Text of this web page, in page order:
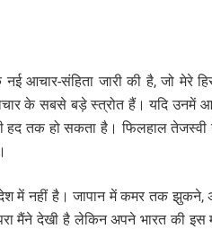
आचार-संहिता जारी की है, जो मेरे
के सबसे बड़े स्त्रोत हैं। यदि उनमें
हद तक हो सकता है। फिलहाल
में नहीं है। जापान में कमर तक झुकने,
मैंने देखी है लेकिन अपने भारत की इस